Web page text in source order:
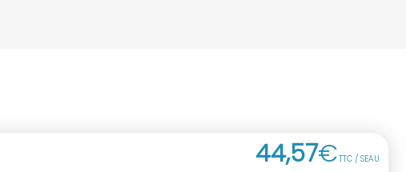
44,57€TTC / SEAU